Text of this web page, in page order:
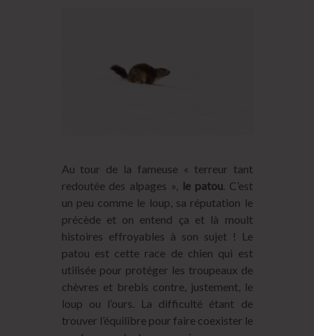
Au tour de la fameuse « terreur tant
redoutée des alpages »,
le patou. C’est
un peu comme le loup, sa réputation le
précède et on entend ça et là moult
histoires effroyables à son sujet ! Le
patou est cette race de chien qui est
utilisée pour protéger les troupeaux de
chèvres et brebis contre, justement, le
loup ou l’ours. La difficulté étant de
trouver l’équilibre pour faire coexister le